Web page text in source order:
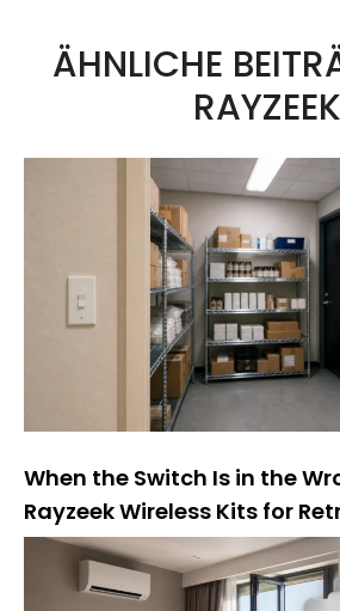
a
ÄHNLICHE
RAYZEEK
When the Switch Is in the
Rayzeek Wireless Kits for